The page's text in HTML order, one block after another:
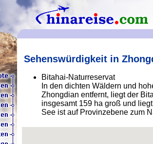
Sehenswürdigkeit in
Bitahai-Naturreservat
In den dichten Wäldern und
Zhongdian entfernt, liegt der
insgesamt 159 ha groß und
See ist auf Provinzebene zum